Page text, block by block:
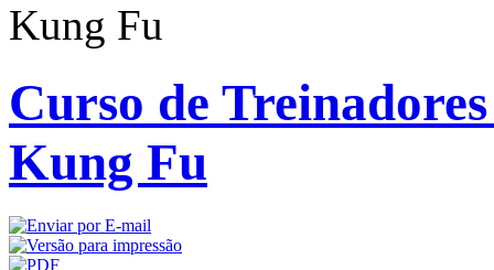
Kung Fu
Curso de
Kung Fu